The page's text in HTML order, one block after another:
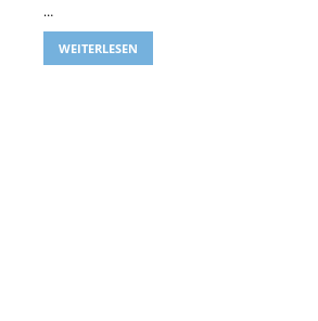
…
WEITERLESEN